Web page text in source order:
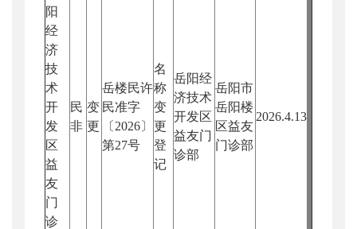
阳
经
济
技
术
开
发
区
益
友
门
诊
民
非
变
更
岳楼民许
民准字
〔2026〕
第27号
名
称
变
更
登
记
岳阳经
济技术
开发区
益友门
诊部
岳阳市
岳阳楼
区益友
门诊部
2026.4.13